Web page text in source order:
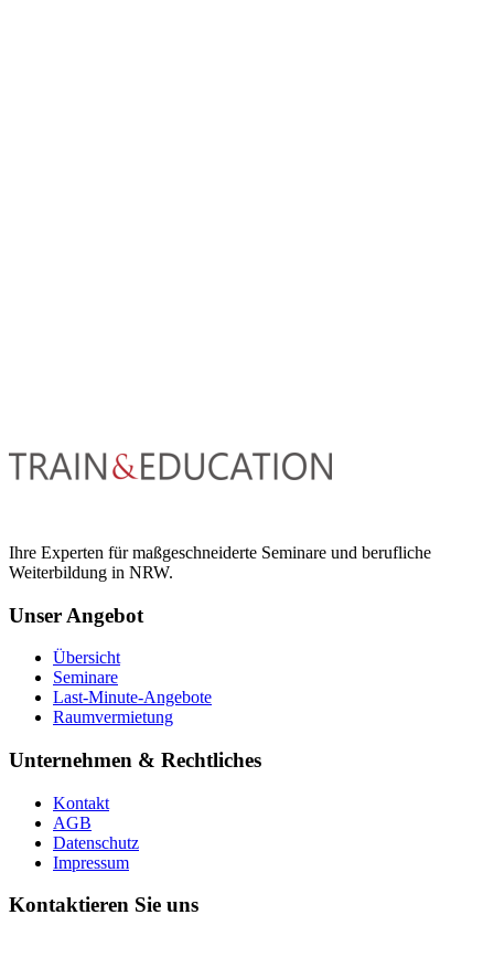
Ihre Experten für maßgeschneiderte Seminare und berufliche
Weiterbildung in NRW.
Unser Angebot
Übersicht
Seminare
Last-Minute-Angebote
Raumvermietung
Unternehmen & Rechtliches
Kontakt
AGB
Datenschutz
Impressum
Kontaktieren Sie uns